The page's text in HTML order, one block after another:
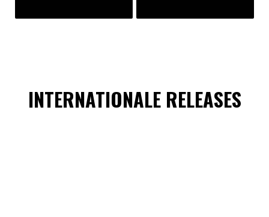
INTERNATIONALE RELEASES